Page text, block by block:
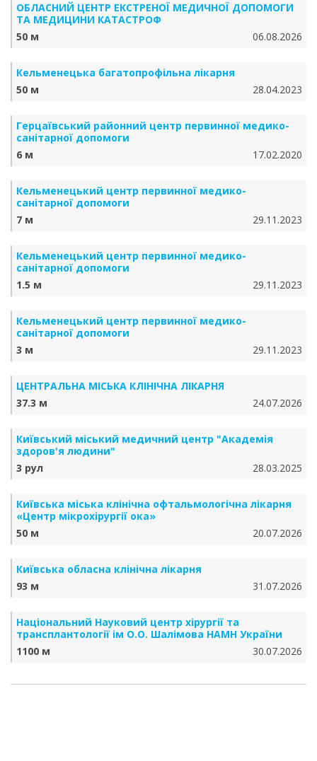
ОБЛАСНИЙ ЦЕНТР ЕКСТРЕНОЇ МЕДИЧНОЇ ДОПОМОГИ
ТА МЕДИЦИНИ КАТАСТРОФ
50 м
06.08.2026
Кельменецька багатопрофільна лікарня
50 м
28.04.2023
Герцаївський районний центр первинної медико-
санітарної допомоги
6 м
17.02.2020
Кельменецький центр первинної медико-
санітарної допомоги
7 м
29.11.2023
Кельменецький центр первинної медико-
санітарної допомоги
1.5 м
29.11.2023
Кельменецький центр первинної медико-
санітарної допомоги
3 м
29.11.2023
ЦЕНТРАЛЬНА МІСЬКА КЛІНІЧНА ЛІКАРНЯ
37.3 м
24.07.2026
Київський міський медичний центр "Академія
здоров'я людини"
3 рул
28.03.2025
Київська міська клінічна офтальмологічна лікарня
«Центр мікрохірургії ока»
50 м
20.07.2026
Київська обласна клінічна лікарня
93 м
31.07.2026
Національний Науковий центр хірургії та
трансплантології ім О.О. Шалімова НАМН України
1100 м
30.07.2026